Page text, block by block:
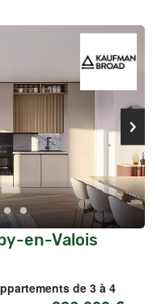
en-Valois
de 3 à 4